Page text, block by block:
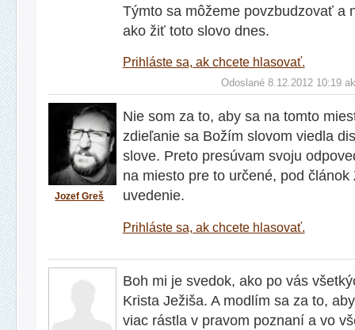
Týmto sa môžeme povzbudzovať a
ako žiť toto slovo dnes.
Prihláste sa, ak chcete hlasovať.
Odoslané 8.12.2012 10:19
Jozef Greš
Nie som za to, aby sa na tomto
zdieľanie sa Božím slovom viedla
slove. Preto presúvam svoju
na miesto pre to určené, pod článok
uvedenie.
Prihláste sa, ak chcete hlasovať.
Boh mi je svedok, ako po vás
Krista Ježiša. A modlím sa za to,
viac rástla v pravom poznaní a vo